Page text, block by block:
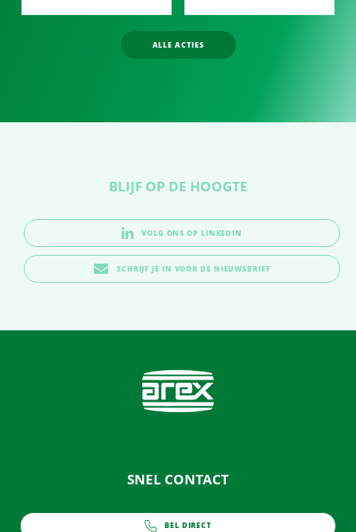
ALLE ACTIES
BLIJF OP DE HOOGTE
VOLG ONS OP LINKEDIN
SCHRIJF JE IN VOOR DE NIEUWSBRIEF
SNEL CONTACT
BEL DIRECT